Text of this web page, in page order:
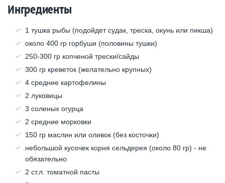
Ингредиенты
1 тушка рыбы (подойдет судак, треска, окунь или пикша)
около 400 гр горбуши (половины тушки)
250-300 гр копченой трески/сайды
300 гр креветок (желательно крупных)
4 средние картофелины
2 луковицы
3 соленых огурца
2 средние морковки
150 гр маслин или оливок (без косточки)
небольшой кусочек корня сельдерея (около 80 гр) - не
обязательно
2 ст.л. томатной пасты